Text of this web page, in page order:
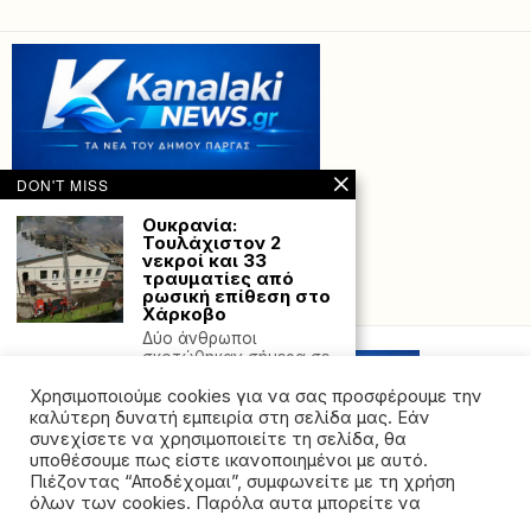
Powered with by Hostville”)
©2026 - All rights reserved. Απαγορεύεται ρητά η
Χρησιμοποιούμε cookies για να σας προσφέρουμε την
καλύτερη δυνατή εμπειρία στη σελίδα μας. Εάν
συνεχίσετε να χρησιμοποιείτε τη σελίδα, θα
υποθέσουμε πως είστε ικανοποιημένοι με αυτό.
Πιέζοντας “Αποδέχομαι”, συμφωνείτε με τη χρήση
όλων των cookies. Παρόλα αυτα μπορείτε να
DON'T MISS
Ουκρανία:
Τουλάχιστον 2
νεκροί και 33
τραυματίες από
ρωσική επίθεση στο
Χάρκοβο
Δύο άνθρωποι
σκοτώθηκαν σήμερα σε
ανατολική Ουκρανία
Jerusalem Post:
Ξεπαγώνουν οι
διαπραγματεύσεις –
«Κοντά σε συνολική
συμφωνία για Γάζα»